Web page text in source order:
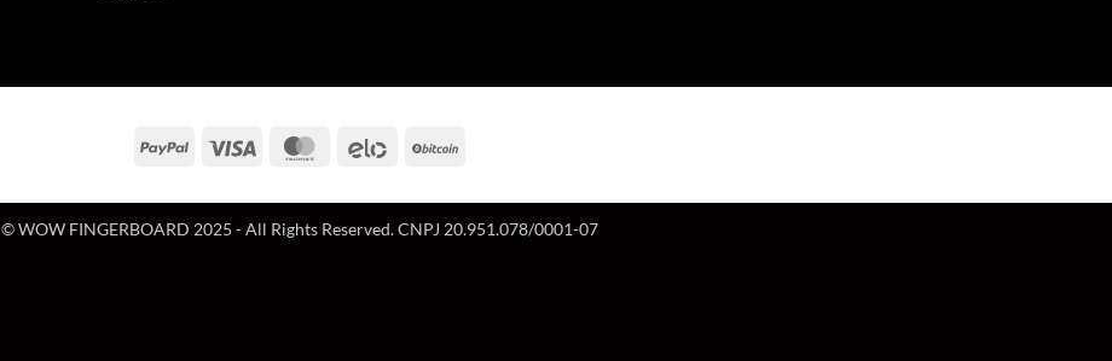
PayPal Visa MasterCard
Elo
© WOW FINGERBOARD 2025 - All Rights Reserved. CNPJ 20.951.078/0001-07